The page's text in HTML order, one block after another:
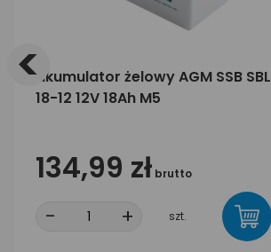
akumulator żelowy AGM SSB SBL
18-12 12V 18Ah M5
134,99 zł brutto
- + szt.
<